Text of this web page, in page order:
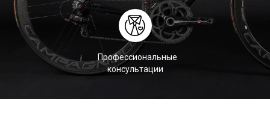
Профессиональные
консультации